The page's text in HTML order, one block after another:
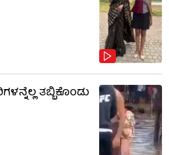
ತಬ್ಬಿಕೊಂಡು